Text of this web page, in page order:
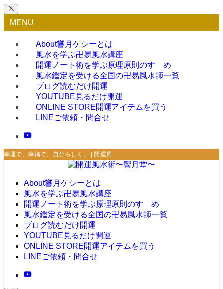
MENU
About響月ケシーとは
風水を学ぶ卍易風水講座
開運ノート術を学ぶ原理原則のすゝめ
風水鑑定を受ける全国の卍易風水師一覧
ブログ読むだけ開運
YOUTUBE 見るだけ開運
ONLINE STORE開運アイテムを買う
LINEご依頼・問合せ
幸運で、幸福で、自分らしく。 | 開運風水術〜響月堂〜
About響月ケシーとは
風水を学ぶ卍易風水講座
開運ノート術を学ぶ原理原則のすゝめ
風水鑑定を受ける全国の卍易風水師一覧
ブログ読むだけ開運
YOUTUBE 見るだけ開運
ONLINE STORE開運アイテムを買う
LINEご依頼・問合せ